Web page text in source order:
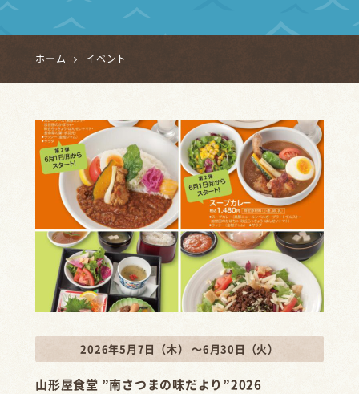
ホーム イベント
2026年5月7日（木） ～6月30日（火）
山形屋食堂 ”南さつまの味だより”2026